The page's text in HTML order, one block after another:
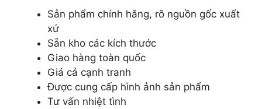
Sản phẩm chính hãng, rõ nguồn gốc xuất
xứ
Sẵn kho các kích thước
Giao hàng toàn quốc
Giá cả cạnh tranh
Được cung cấp hình ảnh sản phẩm
Tư vấn nhiệt tình